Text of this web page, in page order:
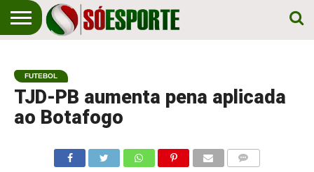
EM
PRIMEIRO
ESPORTE
FUTEBOL
TJD-PB aumenta pena aplicada
ao Botafogo